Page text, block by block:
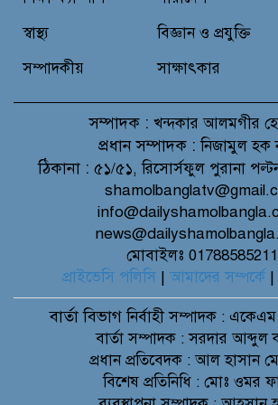
স্বাস্থ্য
সম্পাদকীয়
বিজ্ঞান ও প্রযুক্তি
সাক্ষাৎকার
সম্পাদক : খন্দকার আলমগীর
প্রধান সম্পাদক : নিজামুল হক
ঠিকানা : ৫১/৫১, রিসোর্সফুল পুরানা
মোবাইলঃ 01788585211
প্রাইভেসি পলিসি | আমাদের সম্পর্কে |
বার্তা বিভাগনির্বাহী সম্পাদক :
বার্তা সম্পাদক : সরদার আব্দুল
প্রধান প্রতিবেদক : আল হাসান
বিশেষ প্রতিনিধি : মোঃ ওমর